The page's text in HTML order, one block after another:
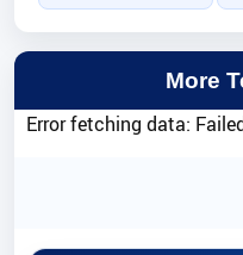
More
Error fetching data: